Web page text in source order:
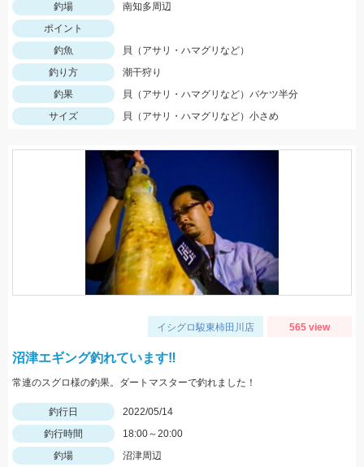
釣場
南知多周辺
ポイント
釣魚
貝（アサリ・ハマグリなど）
釣り方
潮干狩り
釣果
貝（アサリ・ハマグリなど）バケツ半分
サイズ
貝（アサリ・ハマグリなど）小さめ
イシグロ駿東柿田川店 565 view
沼津エギング釣れています‼
常連のスグロ様の釣果。ダートマスターで釣れました！
釣行日
2022/05/14
釣行時間
18:00～20:00
釣場
沼津周辺